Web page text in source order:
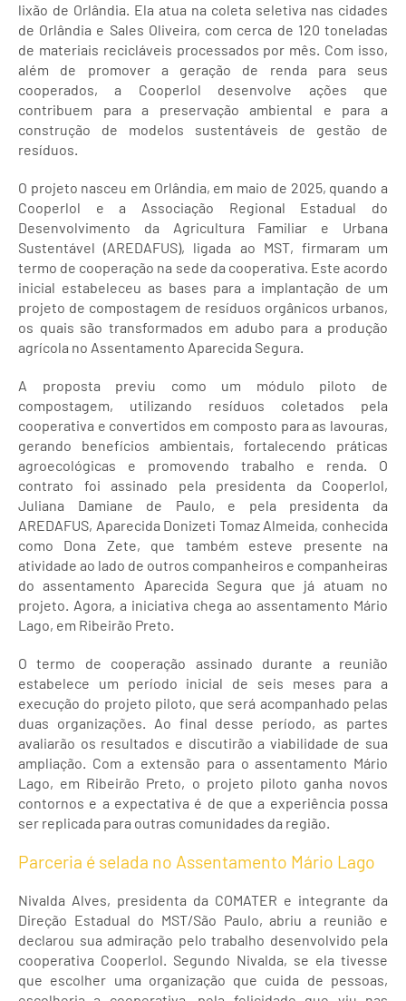
lixão de Orlândia. Ela atua na coleta seletiva nas cidades
de Orlândia e Sales Oliveira, com cerca de 120 toneladas
de materiais recicláveis processados por mês. Com isso,
além de promover a geração de renda para seus
cooperados, a Cooperlol desenvolve ações que
contribuem para a preservação ambiental e para a
construção de modelos sustentáveis de gestão de
resíduos.
O projeto nasceu em Orlândia, em maio de 2025, quando a
Cooperlol e a Associação Regional Estadual do
Desenvolvimento da Agricultura Familiar e Urbana
Sustentável (AREDAFUS), ligada ao MST, firmaram um
termo de cooperação na sede da cooperativa. Este acordo
inicial estabeleceu as bases para a implantação de um
projeto de compostagem de resíduos orgânicos urbanos,
os quais são transformados em adubo para a produção
agrícola no Assentamento Aparecida Segura.
A proposta previu como um módulo piloto de
compostagem, utilizando resíduos coletados pela
cooperativa e convertidos em composto para as lavouras,
gerando benefícios ambientais, fortalecendo práticas
agroecológicas e promovendo trabalho e renda. O
contrato foi assinado pela presidenta da Cooperlol,
Juliana Damiane de Paulo, e pela presidenta da
AREDAFUS, Aparecida Donizeti Tomaz Almeida, conhecida
como Dona Zete, que também esteve presente na
atividade ao lado de outros companheiros e companheiras
do assentamento Aparecida Segura que já atuam no
projeto. Agora, a iniciativa chega ao assentamento Mário
Lago, em Ribeirão Preto.
O termo de cooperação assinado durante a reunião
estabelece um período inicial de seis meses para a
execução do projeto piloto, que será acompanhado pelas
duas organizações. Ao final desse período, as partes
avaliarão os resultados e discutirão a viabilidade de sua
ampliação. Com a extensão para o assentamento Mário
Lago, em Ribeirão Preto, o projeto piloto ganha novos
contornos e a expectativa é de que a experiência possa
ser replicada para outras comunidades da região.
Parceria é selada no Assentamento Mário Lago
Nivalda Alves, presidenta da COMATER e integrante da
Direção Estadual do MST/São Paulo, abriu a reunião e
declarou sua admiração pelo trabalho desenvolvido pela
cooperativa Cooperlol. Segundo Nivalda, se ela tivesse
que escolher uma organização que cuida de pessoas,